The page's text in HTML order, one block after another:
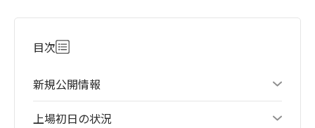
目次
新規公開情報
上場初日の状況